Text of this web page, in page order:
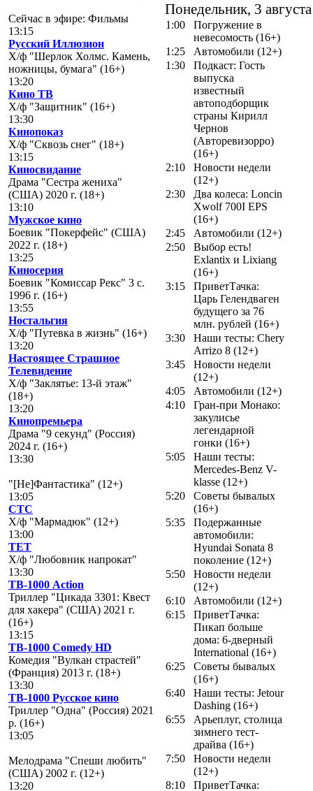
Сейчас в эфире: Фильмы
13:15
Русский Иллюзион
Х/ф "Шерлок Холмс. Камень,
ножницы, бумага" (16+)
13:20
Кино ТВ
Х/ф "Защитник" (16+)
13:30
Кинопоказ
Х/ф "Сквозь снег" (18+)
13:15
Киносвидание
Драма "Сестра жениха"
(США) 2020 г. (18+)
13:10
Мужское кино
Боевик "Покерфейс" (США)
2022 г. (18+)
13:25
Киносерия
Боевик "Комиссар Рекс" 3 с.
1996 г. (16+)
13:55
Ностальгия
Х/ф "Путевка в жизнь" (16+)
13:20
Настоящее Страшное
Телевидение
Х/ф "Заклятье: 13-й этаж"
(18+)
13:20
Кинопремьера
Драма "9 секунд" (Россия)
2024 г. (16+)
13:30
"[Не]Фантастика" (12+)
13:05
СТС
Х/ф "Мармадюк" (12+)
13:00
ТЕТ
Х/ф "Любовник напрокат"
13:30
ТВ-1000 Action
Триллер "Цикада 3301: Квест
для хакера" (США) 2021 г.
(16+)
13:15
ТВ-1000 Comedy HD
Комедия "Вулкан страстей"
(Франция) 2013 г. (18+)
13:30
ТВ-1000 Русское кино
Триллер "Одна" (Россия) 2021
р. (16+)
13:05
Мелодрама "Спеши любить"
(США) 2002 г. (12+)
13:20
Понедельник, 3 августа
1:00
Погружение в
невесомость (16+)
1:25
Автомобили (12+)
1:30
Подкаст: Гость
выпуска
известный
автоподборщик
страны Кирилл
Чернов
(Авторевизорро)
(16+)
2:10
Новости недели
(12+)
2:30
Два колеса: Loncin
Xwolf 700I EPS
(16+)
2:45
Автомобили (12+)
2:50
Выбор есть!
Exlantix и Lixiang
(16+)
3:15
ПриветТачка:
Царь Гелендваген
будущего за 76
млн. рублей (16+)
3:30
Наши тесты: Chery
Arrizo 8 (12+)
3:45
Новости недели
(12+)
4:05
Автомобили (12+)
4:10
Гран-при Монако:
закулисье
легендарной
гонки (16+)
5:05
Наши тесты:
Mercedes-Benz V-
klasse (12+)
5:20
Советы бывалых
(16+)
5:35
Подержанные
автомобили:
Hyundai Sonata 8
поколение (12+)
5:50
Новости недели
(12+)
6:10
Автомобили (12+)
6:15
ПриветТачка:
Пикап больше
дома: 6-дверный
International (16+)
6:25
Советы бывалых
(16+)
6:40
Наши тесты: Jetour
Dashing (16+)
6:55
Арьеплуг, столица
зимнего тест-
драйва (16+)
7:50
Новости недели
(12+)
8:10
ПриветТачка: